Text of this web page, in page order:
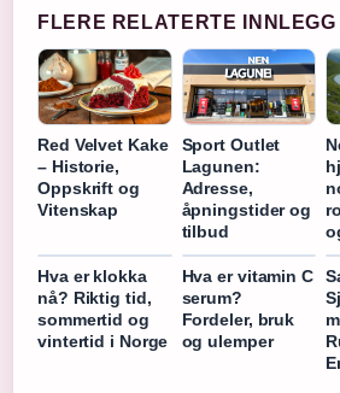
FLERE RELATERTE INNLEGG
Red Velvet Kake
– Historie,
Oppskrift og
Vitenskap
Sport Outlet
Lagunen:
Adresse,
åpningstider og
tilbud
Hva er klokka
nå? Riktig tid,
sommertid og
vintertid i Norge
Hva er vitamin C
serum?
Fordeler, bruk
og ulemper